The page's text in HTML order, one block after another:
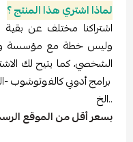
هذا المنتج ؟
مختلف عن بقية المتاجر
مع مؤسسة وإنما خطة
يتيح لك الاشتراك في
كالفوتوشوب -الستريتور -
من الموقع الرسمي